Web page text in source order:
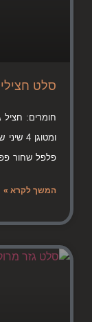
סלט
חומרים: חציל
פלפל שחור
המשך לקרא »